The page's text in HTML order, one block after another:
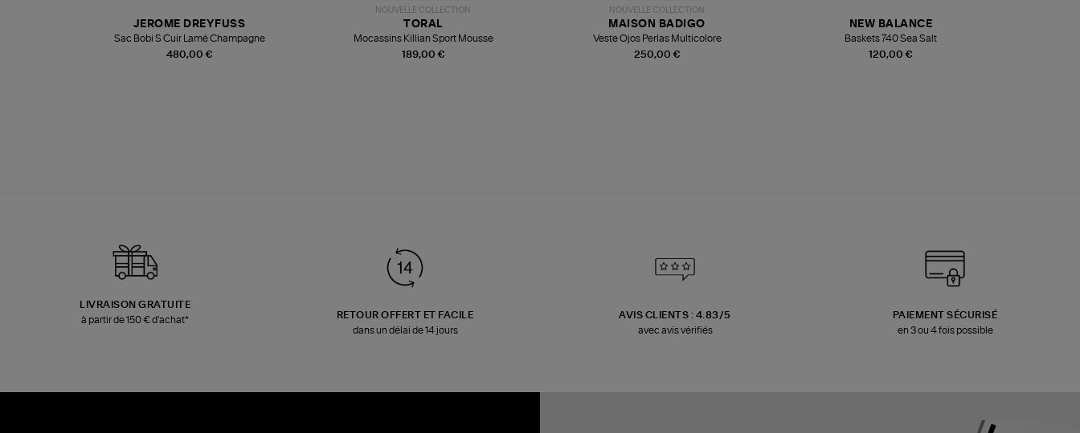
480,00 €
JEROME DREYFUSS
Sac Bobi S Cuir Lamé Champagne
NOUVELLE COLLECTION
189,00 €
TORAL
Mocassins Killian Sport Mousse
NOUVELLE COLLECTION
250,00 €
MAISON BADIGO
Veste Ojos Perlas Multicolore
120,00 €
NEW BALANCE
Baskets 740 Sea Salt
LIVRAISON GRATUITE
à partir de 150 € d'achat*
RETOUR OFFERT ET FACILE
dans un délai de 14 jours
AVIS CLIENTS : 4.83/5
avec avis vérifiés
PAIEMENT SÉCURISÉ
en 3 ou 4 fois possible